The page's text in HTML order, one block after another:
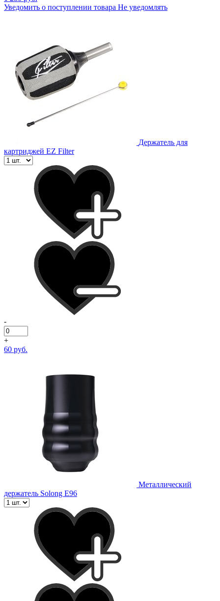
Уведомить о поступлении товара Не уведомлять
Держатель для
картриджей EZ Filter
-
+
60 руб.
Металлический
держатель Solong E96